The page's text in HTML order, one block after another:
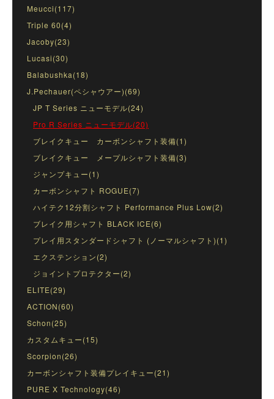
Meucci(117)
Triple 60(4)
Jacoby(23)
Lucasi(30)
Balabushka(18)
J.Pechauer(ペシャウアー)(69)
JP T Series ニューモデル(24)
Pro R Series ニューモデル(20)
ブレイクキュー カーボンシャフト装備(1)
ブレイクキュー メープルシャフト装備(3)
ジャンプキュー(1)
カーボンシャフト ROGUE(7)
ハイテク12分割シャフト Performance Plus Low(2)
ブレイク用シャフト BLACK ICE(6)
プレイ用スタンダードシャフト (ノーマルシャフト)(1)
エクステンション(2)
ジョイントプロテクター(2)
ELITE(29)
ACTION(60)
Schon(25)
カスタムキュー(15)
Scorpion(26)
カーボンシャフト装備プレイキュー(21)
PURE X Technology(46)